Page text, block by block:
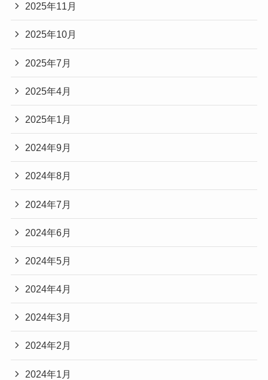
2025年11月
2025年10月
2025年7月
2025年4月
2025年1月
2024年9月
2024年8月
2024年7月
2024年6月
2024年5月
2024年4月
2024年3月
2024年2月
2024年1月